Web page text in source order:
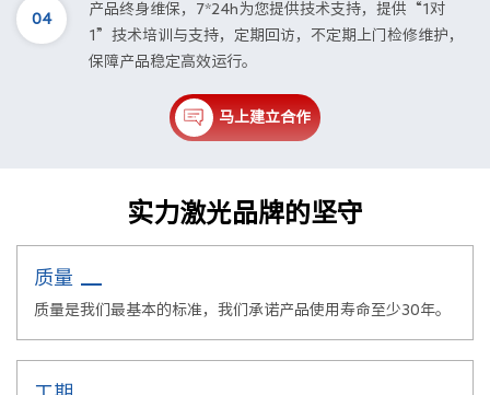
04
产品终身维保，7*24h为您提供技术支持，提供“1对
1”技术培训与支持，定期回访，不定期上门检修维护，
保障产品稳定高效运行。
马上建立合作
实力激光品牌的坚守
质量
质量是我们最基本的标准，我们承诺产品使用寿命至少30年。